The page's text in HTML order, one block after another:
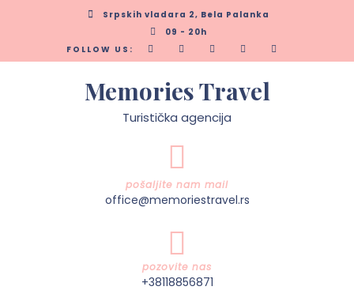
Srpskih vladara 2, Bela Palanka
09 - 20h
FOLLOW US:
Memories Travel
Turistička agencija
pošaljite nam mail
office@memoriestravel.rs
pozovite nas
+38118856871